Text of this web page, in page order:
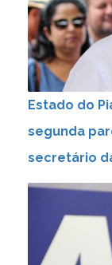
Estado do
segunda
secretário